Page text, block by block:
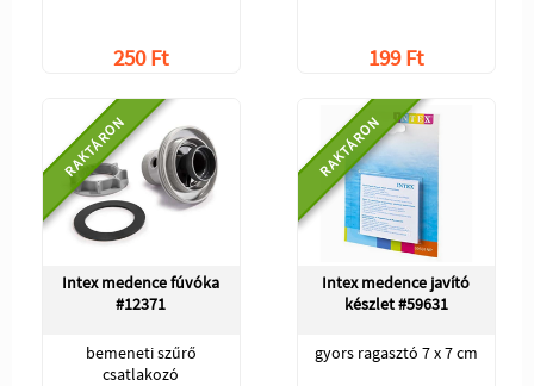
250 Ft 199 Ft
RAKTÁRON
Intex medence fúvóka
#12371
bemeneti szűrő
csatlakozó
RAKTÁRON
Intex medence javító
készlet #59631
gyors ragasztó 7 x 7 cm